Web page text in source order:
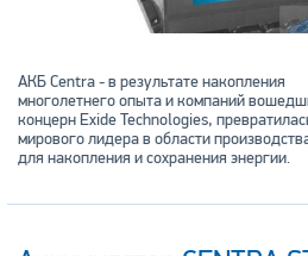
АКБ Centra - в результате накопления
многолетнего опыта и компаний
концерн Exide Technologies,
мирового лидера в области
для накопления и сохранения энергии.